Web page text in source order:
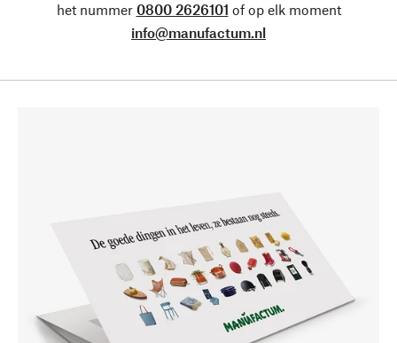
het nummer 0800 2626101 of op elk moment
info@manufactum.nl